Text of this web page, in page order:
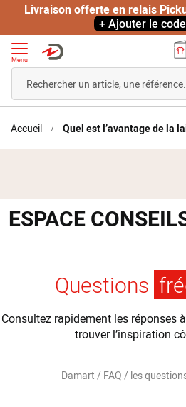
Livraison offerte en relais
+ Ajouter le
Menu
Accueil Quel est l’avantage de la
ESPACE
Questions
Consultez rapidement les réponses
trouver l’inspiration
Damart / FAQ / les